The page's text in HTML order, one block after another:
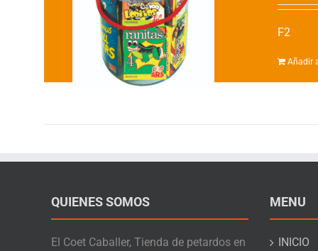
F2
Añadir
QUIENES SOMOS
El Coet Caballer, Tienda de petardos en
MENU
INICIO